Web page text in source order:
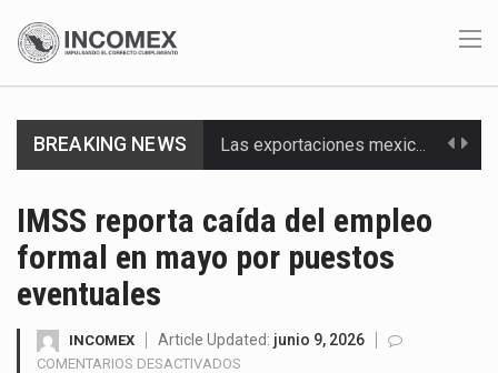
BREAKING NEWS Las exportaciones mexicanas de vehículos ligeros disminuyeron 9.67 % en julio a tasa anual, alcanzando…
IMSS reporta caída del empleo
formal en mayo por puestos
eventuales
INCOMEX Article Updated: junio 9, 2026
COMENTARIOS DESACTIVADOS